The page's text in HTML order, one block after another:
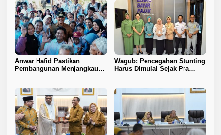
Anwar Hafid Pastikan
Pembangunan Menjangkau
Wagub: Pencegahan Stunting
Harus Dimulai Sejak Pra